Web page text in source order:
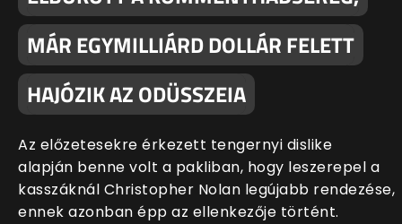
MÁR EGYMILLIÁRD DOLLÁR FELETT
HAJÓZIK AZ ODÜSSZEIA
Az előzetesekre érkezett tengernyi dislike
alapján benne volt a pakliban, hogy leszerepel a
kasszáknál Christopher Nolan legújabb rendezése,
ennek azonban épp az ellenkezője történt.